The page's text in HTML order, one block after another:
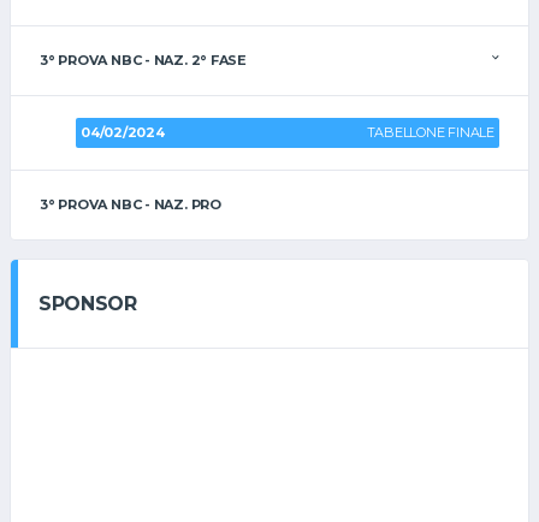
3° PROVA NBC - NAZ. 2° FASE
04/02/2024 TABELLONE FINALE
3° PROVA NBC - NAZ. PRO
SPONSOR